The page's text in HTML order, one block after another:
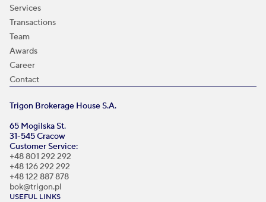
Services
Transactions
Team
Awards
Career
Contact
Trigon Brokerage House S.A.
65 Mogilska St.
31-545 Cracow
Customer Service:
+48 801 292 292
+48 126 292 292
+48 122 887 878
bok@trigon.pl
USEFUL LINKS